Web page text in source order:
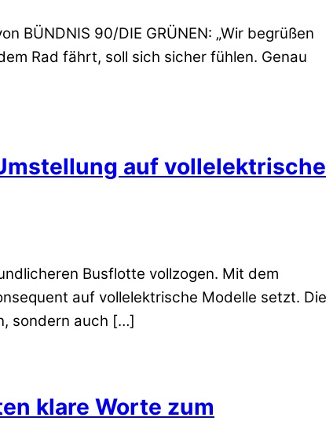
BÜNDNIS 90/DIE GRÜNEN: „Wir begrüßen
Rad fährt, soll sich sicher fühlen. Genau
auf vollelektrische
Busflotte vollzogen. Mit dem
auf vollelektrische Modelle setzt. Die
sondern auch […]
klare Worte zum